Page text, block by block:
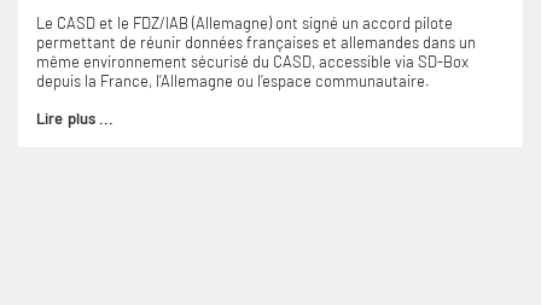
Le CASD et le FDZ/IAB (Allemagne) ont signé un accord pilote
permettant de réunir données françaises et allemandes dans un
même environnement sécurisé du CASD, accessible via SD-Box
depuis la France, l’Allemagne ou l’espace communautaire.
Lire plus ...